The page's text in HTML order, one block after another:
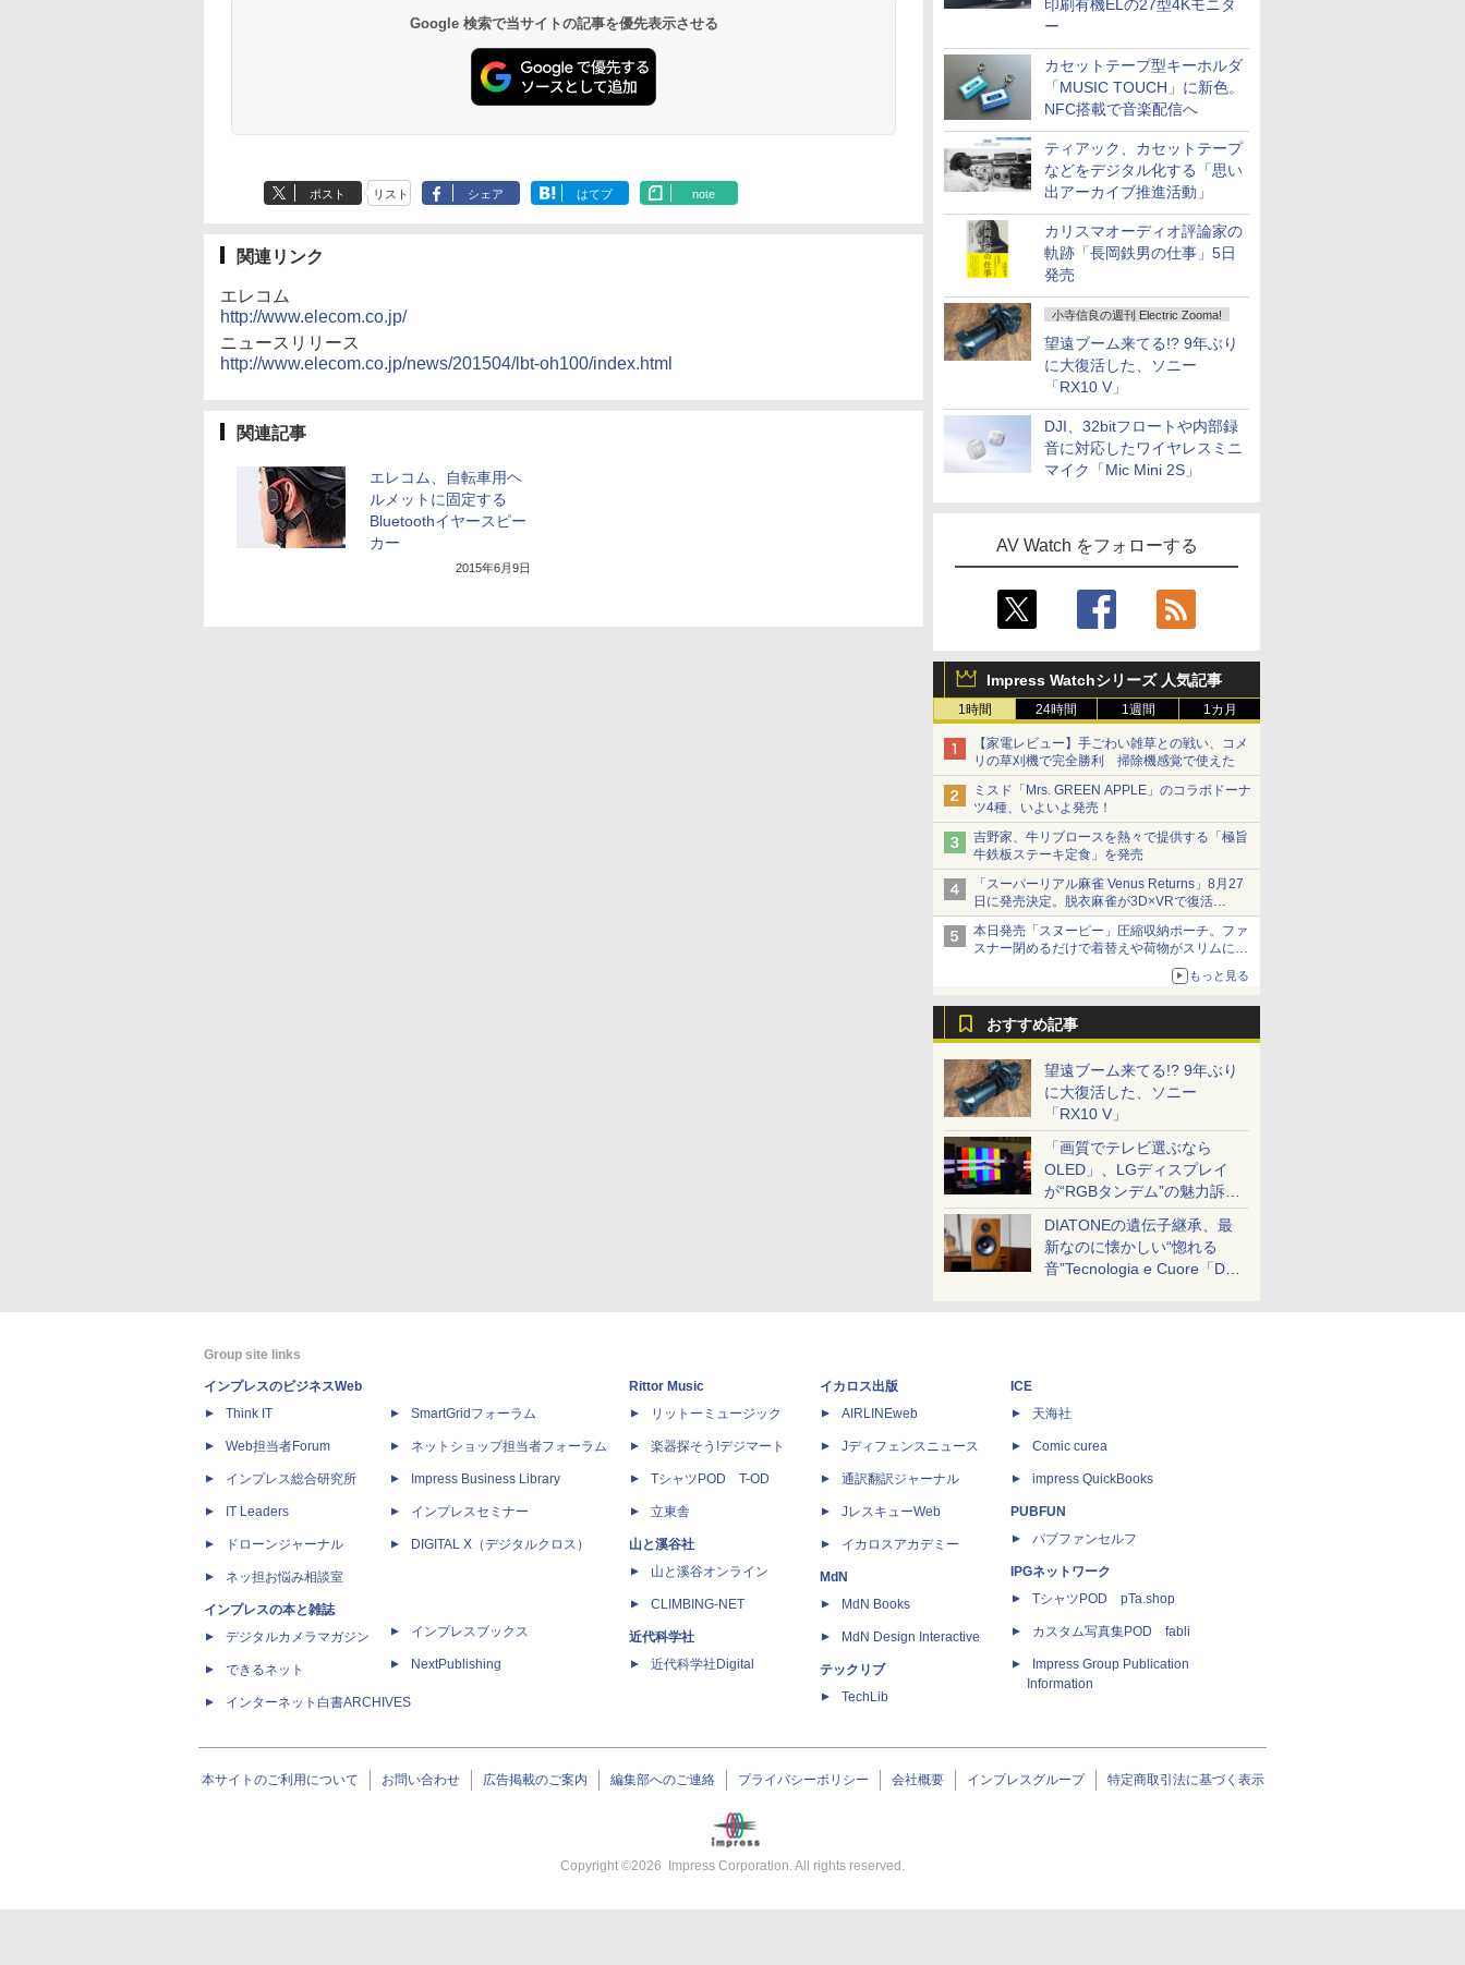
印刷有機ELの27型4Kモニタ
ー
カセットテープ型キーホルダ
「MUSIC TOUCH」に新色。
NFC搭載で音楽配信へ
ティアック、カセットテープ
などをデジタル化する「思い
出アーカイブ推進活動」
カリスマオーディオ評論家の
軌跡「長岡鉄男の仕事」5日
発売
小寺信良の週刊 Electric Zooma!
望遠ブーム来てる!? 9年ぶり
に大復活した、ソニー
「RX10 V」
DJI、32bitフロートや内部録
音に対応したワイヤレスミニ
マイク「Mic Mini 2S」
AV Watch をフォローする
Impress Watchシリーズ 人気記事
1時間 24時間 1週間 1カ月
【家電レビュー】手ごわい雑草との戦い、コメ
リの草刈機で完全勝利 掃除機感覚で使えた
ミスド「Mrs. GREEN APPLE」のコラボドーナ
ツ4種、いよいよ発売！
吉野家、牛リブロースを熱々で提供する「極旨
牛鉄板ステーキ定食」を発売
「スーパーリアル麻雀 Venus Returns」8月27
日に発売決定。脱衣麻雀が3D×VRで復活
発売から2週間は20%オフになるセールが実施
本日発売「スヌーピー」圧縮収納ポーチ。ファ
スナー閉めるだけで着替えや荷物がスリムにま
もっと見る
おすすめ記事
望遠ブーム来てる!? 9年ぶり
に大復活した、ソニー
「RX10 V」
「画質でテレビ選ぶなら
OLED」、LGディスプレイ
が“RGBタンデム”の魅力訴
求。液晶とのガチ比較も
DIATONEの遺伝子継承、最
新なのに懐かしい“惚れる
音”Tecnologia e Cuore「DS-
Google 検索で当サイトの記事を優先表示させる
ポスト リスト シェア はてブ note
関連リンク
エレコム
http://www.elecom.co.jp/
ニュースリリース
http://www.elecom.co.jp/news/201504/lbt-oh100/index.html
関連記事
エレコム、自転車用ヘ
ルメットに固定する
Bluetoothイヤースピー
カー
2015年6月9日
Group site links
インプレスのビジネスWeb
Think IT
Web担当者Forum
インプレス総合研究所
IT Leaders
ドローンジャーナル
ネッ担お悩み相談室
インプレスの本と雑誌
デジタルカメラマガジン
できるネット
インターネット白書ARCHIVES
SmartGridフォーラム
ネットショップ担当者フォーラム
Impress Business Library
インプレスセミナー
DIGITAL X（デジタルクロス）
インプレスブックス
NextPublishing
Rittor Music
リットーミュージック
楽器探そう!デジマート
TシャツPOD T-OD
立東舎
山と溪谷社
山と溪谷オンライン
CLIMBING-NET
近代科学社
近代科学社Digital
イカロス出版
AIRLINEweb
Jディフェンスニュース
通訳翻訳ジャーナル
JレスキューWeb
イカロスアカデミー
MdN
MdN Books
MdN Design Interactive
テックリブ
TechLib
ICE
天海社
Comic curea
impress QuickBooks
PUBFUN
パブファンセルフ
IPGネットワーク
TシャツPOD pTa.shop
カスタム写真集POD fabli
Impress Group Publication
Information
本サイトのご利用について お問い合わせ 広告掲載のご案内 編集部へのご連絡 プライバシーポリシー 会社概要 インプレスグループ 特定商取引法に基づく表示
Copyright ©2026 Impress Corporation. All rights reserved.